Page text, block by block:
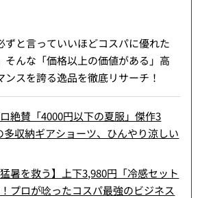
ずと言っていいほどコスパに優れた
そんな「価格以上の価値がある」高
ンスを誇る逸品を徹底リサーチ！
ロ絶賛「4000円以下の夏服」傑作3
多収納ギアショーツ、ひんやり涼しい
猛暑を救う】上下3,980円「冷感セット
プロが唸ったコスパ最強のビジネス